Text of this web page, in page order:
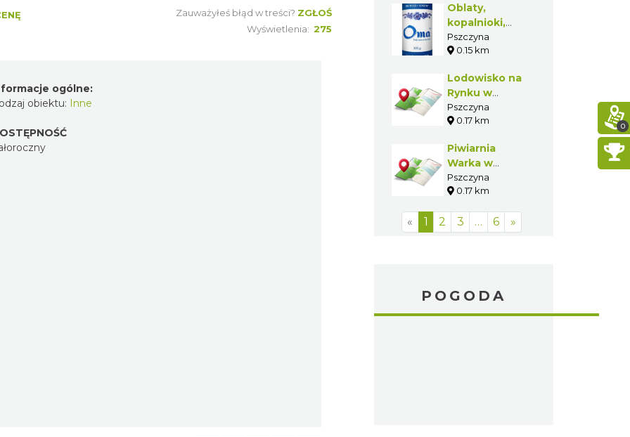
Zauważyłeś błąd w treści? ZGŁOŚ
Wyświetlenia: 275
ogólne:
obiektu: Inne
Oblaty,
kopalnioki,
szkloki, żur
Pszczyna
0.15 km
Lodowisko na
Rynku w
Pszczynie
Pszczyna
0.17 km
Piwiarnia
Warka w
Pszczynie
Pszczyna
0.17 km
« 1 2 3 … 6 »
POGODA
0